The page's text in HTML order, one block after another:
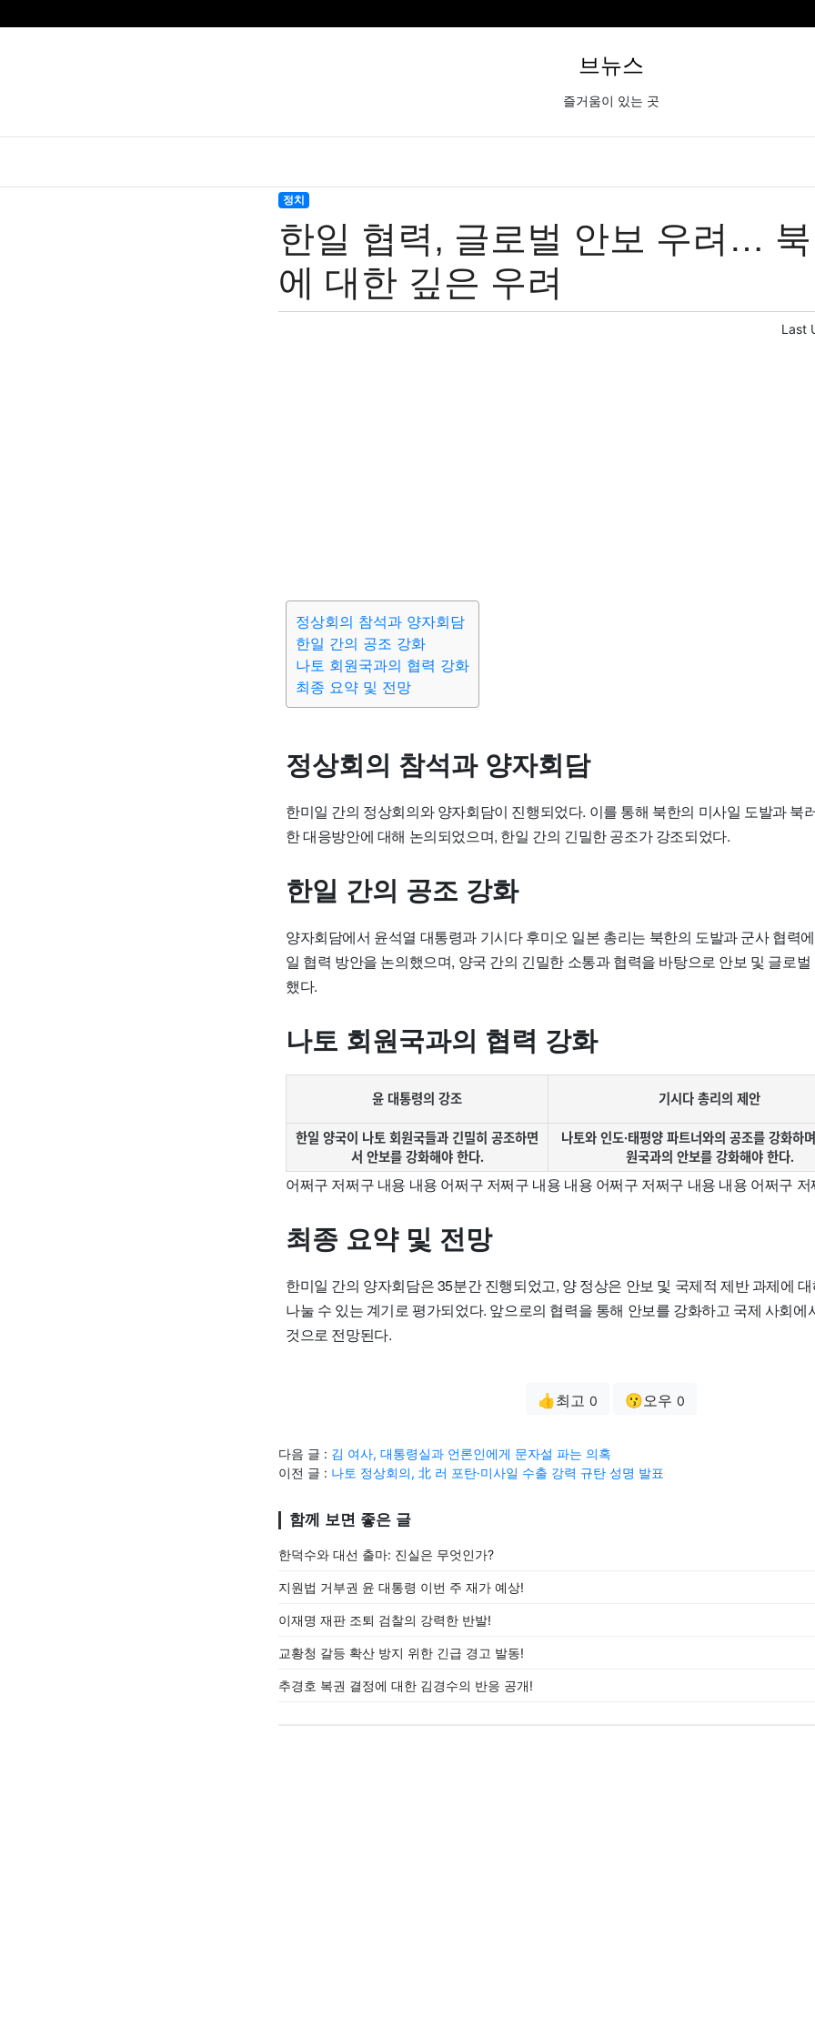
브뉴스
즐거움이 있는 곳
정치
한일 협력, 글로벌 안보 우려… 북
에 대한 깊은 우려
Last
정상회의 참석과 양자회담
한일 간의 공조 강화
나토 회원국과의 협력 강화
최종 요약 및 전망
정상회의 참석과 양자회담
한미일 간의 정상회의와 양자회담이 진행되었다. 이를 통해 북한의 미사일 도발과 북
한 대응방안에 대해 논의되었으며, 한일 간의 긴밀한 공조가 강조되었다.
한일 간의 공조 강화
양자회담에서 윤석열 대통령과 기시다 후미오 일본 총리는 북한의 도발과 군사 협력
일 협력 방안을 논의했으며, 양국 간의 긴밀한 소통과 협력을 바탕으로 안보 및 글로
했다.
나토 회원국과의 협력 강화
윤 대통령의 강조 기시다 총리의 제안
한일 양국이 나토 회원국들과 긴밀히 공조하면
서 안보를 강화해야 한다.
나토와 인도·태평양 파트너와의 공조를 강화하
원국과의 안보를 강화해야 한다.
어쩌구 저쩌구 내용 내용 어쩌구 저쩌구 내용 내용 어쩌구 저쩌구 내용 내용 어쩌구
최종 요약 및 전망
한미일 간의 양자회담은 35분간 진행되었고, 양 정상은 안보 및 국제적 제반 과제에
나눌 수 있는 계기로 평가되었다. 앞으로의 협력을 통해 안보를 강화하고 국제 사회에
것으로 전망된다.
👍최고 0 😗오우 0
다음 글 : 김 여사, 대통령실과 언론인에게 문자설 파는 의혹
이전 글 : 나토 정상회의, 北 러 포탄·미사일 수출 강력 규탄 성명 발표
함께 보면 좋은 글
한덕수와 대선 출마: 진실은 무엇인가?
지원법 거부권 윤 대통령 이번 주 재가 예상!
이재명 재판 조퇴 검찰의 강력한 반발!
교황청 갈등 확산 방지 위한 긴급 경고 발동!
추경호 복권 결정에 대한 김경수의 반응 공개!